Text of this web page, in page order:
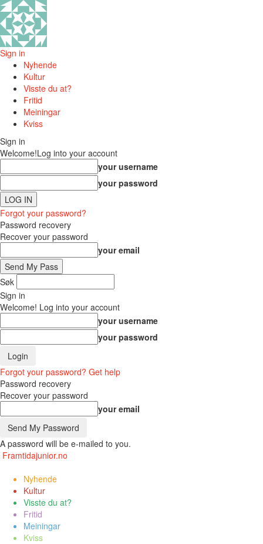
Sign in
Nyhende
Kultur
Visste du at?
Fritid
Meiningar
Kviss
Sign in
Welcome!Log into your account
your username
your password
Forgot your password?
Password recovery
Recover your password
your email
Søk
Sign in
Welcome! Log into your account
your username
your password
Forgot your password? Get help
Password recovery
Recover your password
your email
A password will be e-mailed to you.
Framtidajunior.no
Nyhende
Kultur
Visste du at?
Fritid
Meiningar
Kviss